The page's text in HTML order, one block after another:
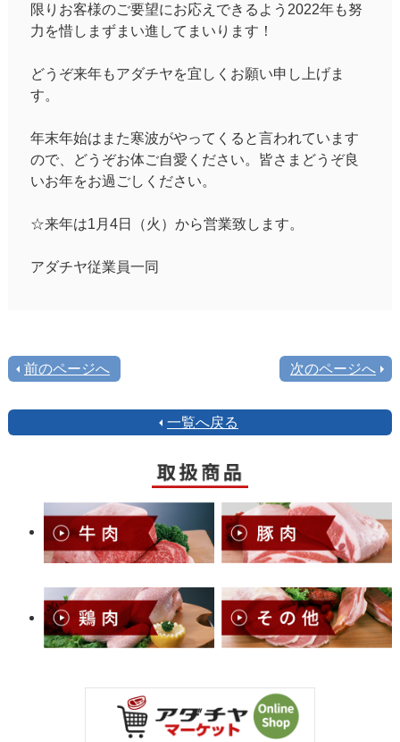
限りお客様のご要望にお応えできるよう2022年も努
力を惜しまずまい進してまいります！
どうぞ来年もアダチヤを宜しくお願い申し上げま
す。
年末年始はまた寒波がやってくると言われています
ので、どうぞお体ご自愛ください。皆さまどうぞ良
いお年をお過ごしください。
☆来年は1月4日（火）から営業致します。
アダチヤ従業員一同
前のページへ 次のページへ
一覧へ戻る